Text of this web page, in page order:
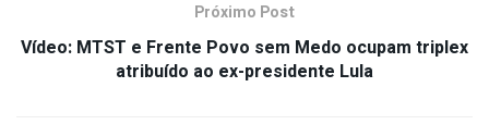
Próximo Post
Vídeo: MTST e Frente Povo sem Medo ocupam triplex
atribuído ao ex-presidente Lula